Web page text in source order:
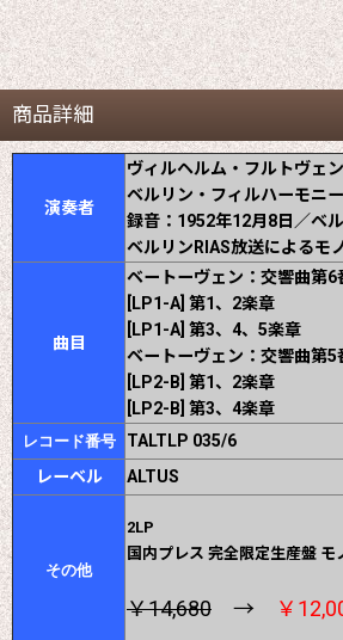
商品詳細
演奏者
ヴィルヘルム・フルトヴェ
ベルリン・フィルハーモニ
録音：1952年12月8日／ベ
ベルリンRIAS放送によるモ
曲目
ベートーヴェン：交響曲第
[LP1-A] 第1、2楽章
[LP1-A] 第3、4、5楽章
ベートーヴェン：交響曲第
[LP2-B] 第1、2楽章
[LP2-B] 第3、4楽章
レコード番号
TALTLP 035/6
レーベル
ALTUS
その他
2LP
国内プレス 完全限定生産盤
￥14,680 → ￥